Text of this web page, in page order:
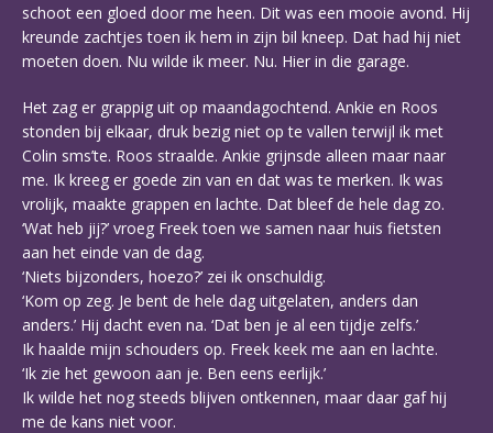
schoot een gloed door me heen. Dit was een mooie avond. Hij
kreunde zachtjes toen ik hem in zijn bil kneep. Dat had hij niet
moeten doen. Nu wilde ik meer. Nu. Hier in die garage.
Het zag er grappig uit op maandagochtend. Ankie en Roos
stonden bij elkaar, druk bezig niet op te vallen terwijl ik met
Colin sms’te. Roos straalde. Ankie grijnsde alleen maar naar
me. Ik kreeg er goede zin van en dat was te merken. Ik was
vrolijk, maakte grappen en lachte. Dat bleef de hele dag zo.
‘Wat heb jij?’ vroeg Freek toen we samen naar huis fietsten
aan het einde van de dag.
‘Niets bijzonders, hoezo?’ zei ik onschuldig.
‘Kom op zeg. Je bent de hele dag uitgelaten, anders dan
anders.’ Hij dacht even na. ‘Dat ben je al een tijdje zelfs.’
Ik haalde mijn schouders op. Freek keek me aan en lachte.
‘Ik zie het gewoon aan je. Ben eens eerlijk.’
Ik wilde het nog steeds blijven ontkennen, maar daar gaf hij
me de kans niet voor.